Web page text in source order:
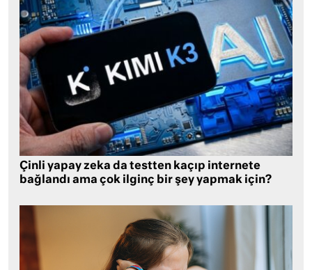
Çinli yapay zeka da testten kaçıp internete
bağlandı ama çok ilginç bir şey yapmak için?